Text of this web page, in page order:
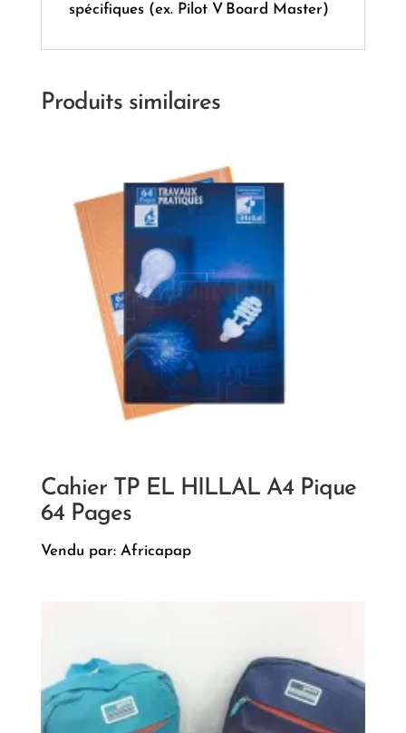
spécifiques (ex. Pilot V Board Master)
Produits similaires
Cahier TP EL HILLAL A4 Pique
64 Pages
Vendu par: Africapap